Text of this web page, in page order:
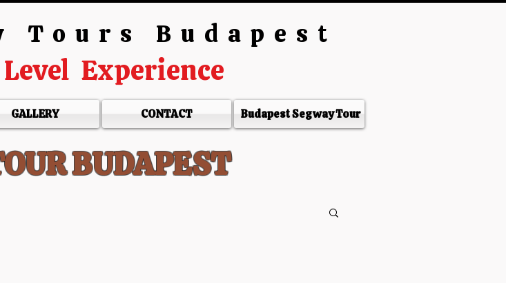
Tours Budapest
Experience
GALLERY CONTACT Budapest Segway Tour
BUDAPEST